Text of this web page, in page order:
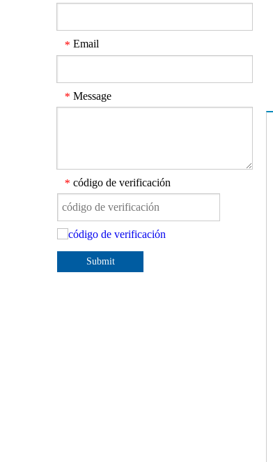
* Email
* Message
* código de verificación
Submit